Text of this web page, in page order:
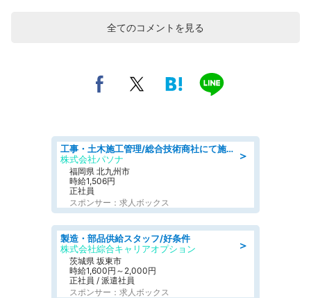
全てのコメントを見る
＞
工事・土木施工管理/総合技術商社にて施工管理のお仕事/即日勤務可/車通勤可/工事・土木施工管理/生産・品質管理
株式会社パソナ
福岡県 北九州市
時給1,506円
正社員
スポンサー：求人ボックス
＞
製造・部品供給スタッフ/好条件
株式会社綜合キャリアオプション
茨城県 坂東市
時給1,600円～2,000円
正社員 / 派遣社員
スポンサー：求人ボックス